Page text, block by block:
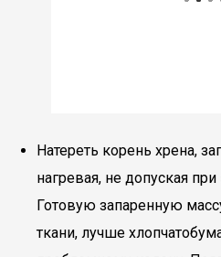
Натереть корень хрена,
нагревая, не допуская
Готовую запаренную
ткани, лучше